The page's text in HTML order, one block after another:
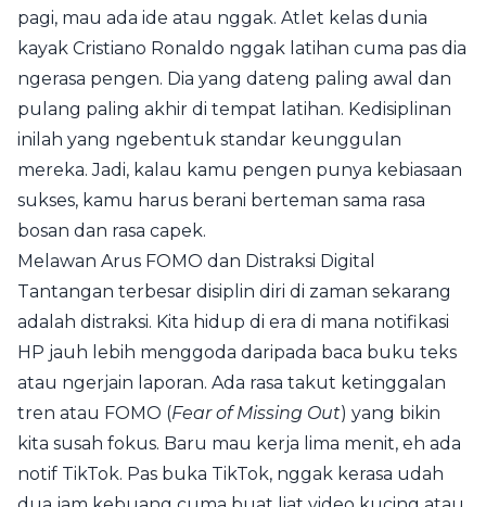
pagi, mau ada ide atau nggak. Atlet kelas dunia
kayak Cristiano Ronaldo nggak latihan cuma pas dia
ngerasa pengen. Dia yang dateng paling awal dan
pulang paling akhir di tempat latihan. Kedisiplinan
inilah yang ngebentuk standar keunggulan
mereka. Jadi, kalau kamu pengen punya kebiasaan
sukses, kamu harus berani berteman sama rasa
bosan dan rasa capek.
Melawan Arus FOMO dan Distraksi Digital
Tantangan terbesar disiplin diri di zaman sekarang
adalah distraksi. Kita hidup di era di mana notifikasi
HP jauh lebih menggoda daripada baca buku teks
atau ngerjain laporan. Ada rasa takut ketinggalan
tren atau FOMO (Fear of Missing Out) yang bikin
kita susah fokus. Baru mau kerja lima menit, eh ada
notif TikTok. Pas buka TikTok, nggak kerasa udah